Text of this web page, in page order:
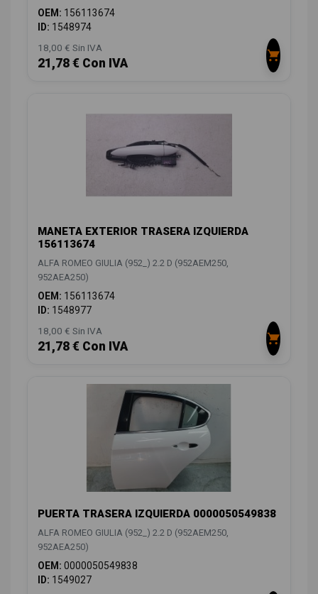
OEM: 156113674
ID: 1548974
18,00 € Sin IVA
21,78 € Con IVA
MANETA EXTERIOR TRASERA IZQUIERDA
156113674
ALFA ROMEO GIULIA (952_) 2.2 D (952AEM250,
952AEA250)
OEM: 156113674
ID: 1548977
18,00 € Sin IVA
21,78 € Con IVA
PUERTA TRASERA IZQUIERDA 0000050549838
ALFA ROMEO GIULIA (952_) 2.2 D (952AEM250,
952AEA250)
OEM: 0000050549838
ID: 1549027